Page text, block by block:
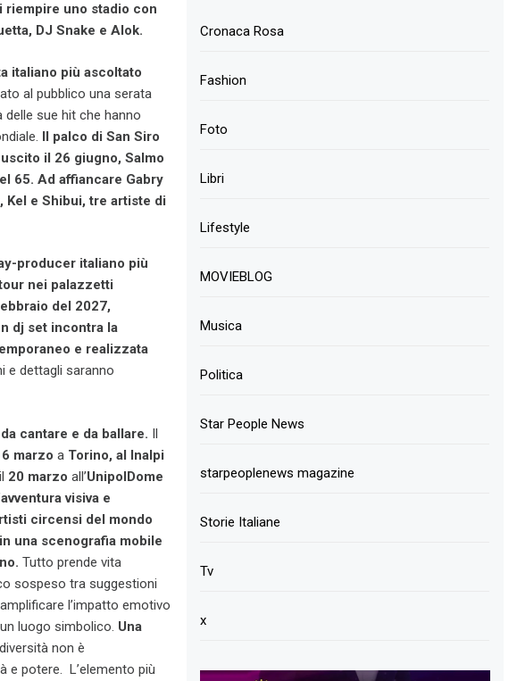
riempire uno stadio con
DJ Snake e Alok.
italiano più ascoltato
al pubblico una serata
delle sue hit che hanno
Il palco di San Siro
il 26 giugno, Salmo
65. Ad affiancare Gabry
Kel e Shibui, tre artiste di
producer italiano più
nei palazzetti
del 2027,
dj set incontra la
e realizzata
e dettagli saranno
cantare e da ballare. Il
6 marzo a Torino, al Inalpi
20 marzo all’UnipolDome
visiva e
circensi del mondo
una scenografia mobile
Tutto prende vita
sospeso tra suggestioni
l’impatto emotivo
luogo simbolico. Una
non è
e potere. L’elemento più
Cronaca Rosa
Fashion
Foto
Libri
Lifestyle
MOVIEBLOG
Musica
Politica
Star People News
starpeoplenews magazine
Storie Italiane
Tv
x